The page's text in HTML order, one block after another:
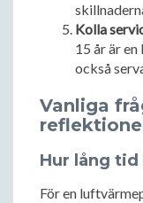
Kolla
15 år är
också
Vanliga
Hur lång
För en